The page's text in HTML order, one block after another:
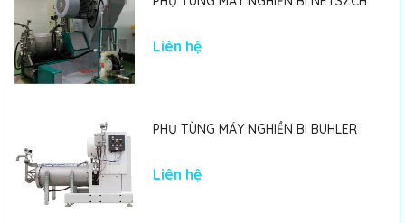
vật liệu
Cấu hình chịu mài mòn
Vật liệu ống trong: Hợp kim thép chịu mài mòn cao
Vật liệu thanh nghiền
Vật liệu rotor nghiền
: Hợp kim thép không gỉ chịu mài mòn
Vật liệu ống ngoài : Thép không gỉ
Liên hệ mua hàng:
Website: Greentechvina.vn
Vận chuyển toàn quốc
Liên hệ
PHỤ TÙNG MÁY NGHIỀN BI BUHLER
Liên hệ